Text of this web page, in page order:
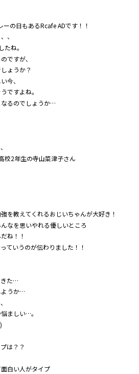
防災・減災
グ
の日もあるRcafe ADです！！
、
ね。
ですが、
ょうか？
今、
ですよね。
るのでしょうか…
校2年生の寺山菜津子さん
教えてくれるおじいちゃんが大好き！
を思いやれる優しいところ
ね！！
いうのが伝わりました！！
た…
うか…
ましい…。
は？？
がタイプ